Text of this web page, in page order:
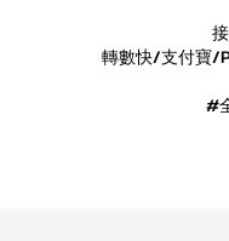
轉數快/支付寶/
#